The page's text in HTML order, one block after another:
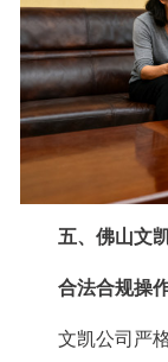
五、佛山文
合法合规操
文凯公司严格